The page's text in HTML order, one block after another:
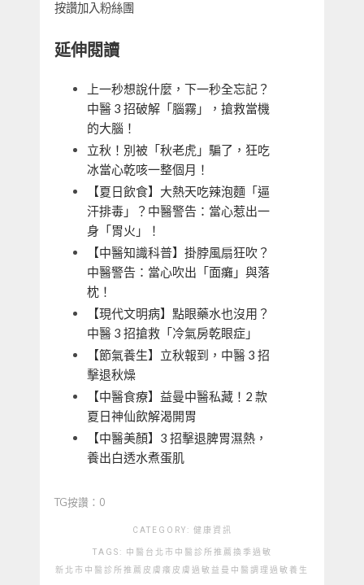
按讚加入粉絲團
延伸閱讀
上一秒想說什麼，下一秒全忘記？
中醫 3 招破解「腦霧」，搶救當機
的大腦！
立秋！別被「秋老虎」騙了，狂吃
冰當心乾咳一整個月！
【夏日飲食】大熱天吃辣泡麵「逼
汗排毒」？中醫警告：當心惹出一
身「胃火」！
【中醫知識科普】掛脖風扇狂吹？
中醫警告：當心吹出「面癱」與落
枕！
【現代文明病】點眼藥水也沒用？
中醫 3 招搶救「冷氣房乾眼症」
【節氣養生】立秋報到，中醫 3 招
擊退秋燥
【中醫食療】益曼中醫私藏！2 款
夏日神仙飲解渴開胃
【中醫美顏】3 招擊退脾胃濕熱，
養出白透水煮蛋肌
TG按讚：0
CATEGORY: 健康資訊
TAGS: 中醫 台北市中醫診所推薦 換季過敏
新北市中醫診所推薦 皮膚癢 皮膚過敏 益曼中醫 調理 過敏 養生